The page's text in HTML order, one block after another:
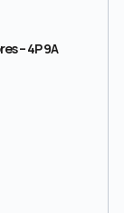
– 4P 9A